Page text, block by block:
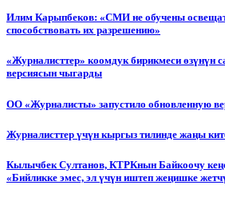
Илим Карыпбеков: «СМИ не обучены
способствовать их разрешению»
«Журналисттер» коомдук бирикмеси өзүнүн
версиясын чыгарды
ОО «Журналисты» запустило обновленную
Журналисттер үчүн кыргыз тилинде жаңы
Кылычбек Султанов, КТРКнын Байкоочу
«Бийликке эмес, эл үчүн иштеп жеңишке